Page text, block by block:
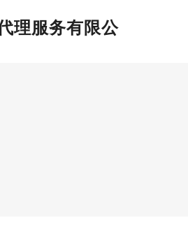
理服务有限公